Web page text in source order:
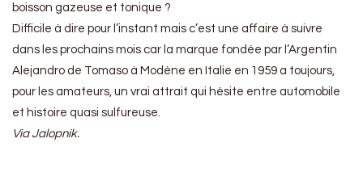
boisson gazeuse et tonique ?
Difficile à dire pour l’instant mais c’est une affaire à suivre
dans les prochains mois car la marque fondée par l’Argentin
Alejandro de Tomaso à Modène en Italie en 1959 a toujours,
pour les amateurs, un vrai attrait qui hésite entre automobile
et histoire quasi sulfureuse.
Via Jalopnik.